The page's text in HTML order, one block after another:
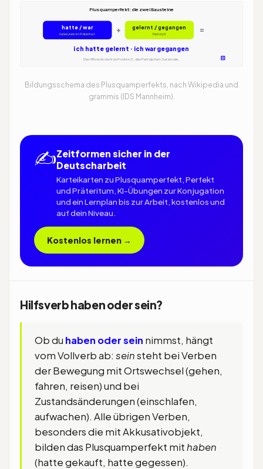
Plusquamperfekt: die zwei Bausteine
hatte / war
haben/sein im Präteritum
+ gelernt / gegangen
Partizip II
=
ich hatte gelernt · ich war gegangen
Das Hilfsverb steht an Position 2, das Partizip II am Satzende.
Bildungsschema des Plusquamperfekts, nach Wikipedia und
grammis (IDS Mannheim).
✍️Zeitformen sicher in der
Deutscharbeit
Karteikarten zu Plusquamperfekt, Perfekt
und Präteritum, KI-Übungen zur Konjugation
und ein Lernplan bis zur Arbeit, kostenlos und
auf dein Niveau.
Kostenlos lernen →
Hilfsverb haben oder sein?
Ob du haben oder sein nimmst, hängt
vom Vollverb ab: seinsteht bei Verben
der Bewegung mit Ortswechsel (gehen,
fahren, reisen) und bei
Zustandsänderungen (einschlafen,
aufwachen). Alle übrigen Verben,
besonders die mit Akkusativobjekt,
bilden das Plusquamperfekt mithaben
(hatte gekauft, hatte gegessen).